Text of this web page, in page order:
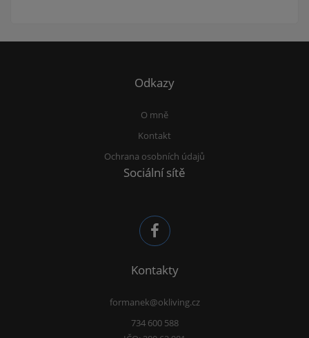
Odkazy
O mně
Kontakt
Ochrana osobních údajů
Sociální sítě
Kontakty
formanek@okliving.cz
734 600 588